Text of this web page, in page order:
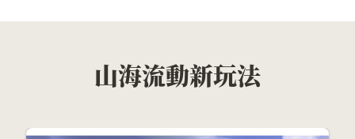
山海流動新玩法